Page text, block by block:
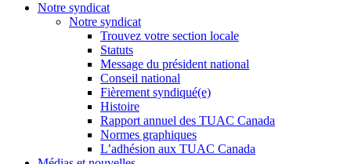
Notre syndicat
Notre syndicat
Trouvez votre section locale
Statuts
Message du président national
Conseil national
Fièrement syndiqué(e)
Histoire
Rapport annuel des TUAC Canada
Normes graphiques
L’adhésion aux TUAC Canada